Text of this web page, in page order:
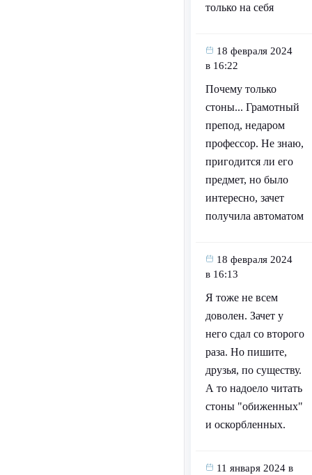
только на себя
18 февраля 2024
в 16:22
Почему только
стоны... Грамотный
препод, недаром
профессор. Не знаю,
пригодится ли его
предмет, но было
интересно, зачет
получила автоматом
18 февраля 2024
в 16:13
Я тоже не всем
доволен. Зачет у
него сдал со второго
раза. Но пишите,
друзья, по существу.
А то надоело читать
стоны "обиженных"
и оскорбленных.
11 января 2024 в